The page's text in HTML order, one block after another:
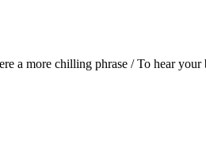
a more chilling phrase / To hear your